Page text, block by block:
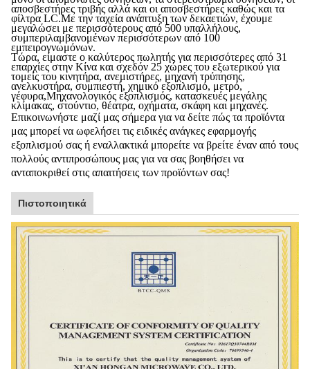
αποσβεστήρες τριβής αλλά και οι αποσβεστήρες καθώς και τα
φίλτρα LC.Με την ταχεία ανάπτυξη των δεκαετιών, έχουμε
μεγαλώσει με περισσότερους από 500 υπαλλήλους,
συμπεριλαμβανομένων περισσότερων από 100
εμπειρογνωμόνων.
Τώρα, είμαστε ο καλύτερος πωλητής για περισσότερες από 31
επαρχίες στην Κίνα και σχεδόν 25 χώρες του εξωτερικού για
τομείς του κινητήρα, ανεμιστήρες, μηχανή τρύπησης,
ανελκυστήρα, συμπιεστή, χημικό εξοπλισμό, μετρό,
γέφυρα,Μηχανολογικός εξοπλισμός, κατασκευές μεγάλης
κλίμακας, στούντιο, θέατρα, οχήματα, σκάφη και μηχανές.
Επικοινωνήστε μαζί μας σήμερα για να δείτε πώς τα προϊόντα
μας μπορεί να ωφελήσει τις ειδικές ανάγκες εφαρμογής
εξοπλισμού σας ή εναλλακτικά μπορείτε να βρείτε έναν από τους
πολλούς αντιπροσώπους μας για να σας βοηθήσει να
ανταποκριθεί στις απαιτήσεις των προϊόντων σας!
Πιστοποιητικά